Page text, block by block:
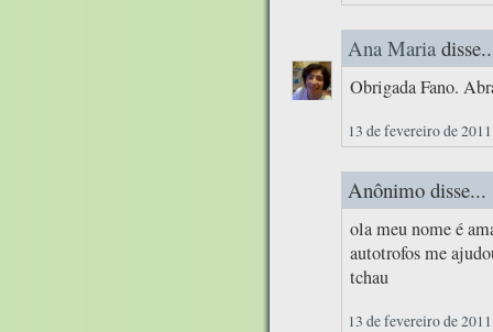
Ana Maria
Obrigada Fano.
13 de fevereiro de
Anônimo disse...
ola meu nome é
autotrofos me
tchau
13 de fevereiro de